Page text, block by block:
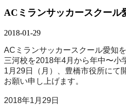
ACミランサッカースクール
2018-01-29
ACミランサッカースクール愛知
三河校を2018年4月から年中〜小
1月29日（月）、豊橋市役所にて
お願い申し上げます。
2018年1月29日